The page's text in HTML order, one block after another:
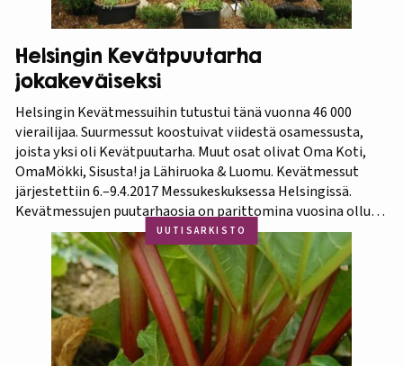
Helsingin Kevätpuutarha
jokakeväiseksi
Helsingin Kevätmessuihin tutustui tänä vuonna 46 000
vierailijaa. Suurmessut koostuivat viidestä osamessusta,
joista yksi oli Kevätpuutarha. Muut osat olivat Oma Koti,
OmaMökki, Sisusta! ja Lähiruoka & Luomu. Kevätmessut
järjestettiin 6.–9.4.2017 Messukeskuksessa Helsingissä.
Kevätmessujen puutarhaosia on parittomina vuosina ollut
Kevätpuutarha ja parillisina Oma Piha -messut. Jatkossa
joka kevät puutarhanäyttelyn nimi tulee olemaan
Kevätpuutarha. Kevätpuutarhan kumppanina on
Puutarhaliitto.…
UUTISARKISTO